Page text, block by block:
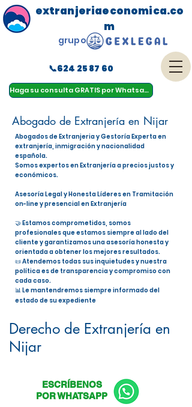
Haga su consulta GRATIS por Whatsapp
menu
extranjeriaeconomica.co
m
📞624 25 87 60
grupo
Abogado de Extranjería en Nijar
Abogados de Extranjeria y Gestoría Experta en
extranjería, inmigración y nacionalidad
española.
Somos expertos en Extranjería a precios justos y
económicos.
Asesoría Legal y Honesta Líderes en Tramitación
on-line y presencial en Extranjería
🤝 Estamos comprometidos, somos
profesionales que estamos siempre al lado del
cliente y garantizamos una asesoría honesta y
orientada a obtener los mejores resultados.
📜 Atendemos todas sus inquietudes y nuestra
política es de transparencia y compromiso con
cada caso.
📊 Le mantendremos siempre informado del
estado de su expediente
Derecho de Extranjería en
Nijar
ESCRÍBENOS
POR WHATSAPP